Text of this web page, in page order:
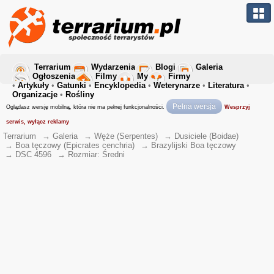
Terrarium Wydarzenia Blogi
Galeria
Ogłoszenia
Filmy My
Firmy
• Artykuły • Gatunki • Encyklopedia• Weterynarze • Literatura•
Organizacje • Rośliny
Oglądasz wersję mobilną, która nie ma pełnej funkcjonalności. Pełna wersja Wesprzyj
serwis, wyłącz reklamy
Terrarium → Galeria → Węże (Serpentes) → Dusiciele (Boidae)
→ Boa tęczowy (Epicrates cenchria) → Brazylijski Boa tęczowy
→ DSC 4596 → Rozmiar: Średni